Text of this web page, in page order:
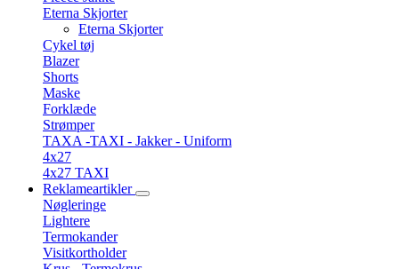
Eterna Skjorter
Eterna Skjorter
Cykel tøj
Blazer
Shorts
Maske
Forklæde
Strømper
TAXA -TAXI - Jakker - Uniform
4x27
4x27 TAXI
Reklameartikler
Nøgleringe
Lightere
Termokander
Visitkortholder